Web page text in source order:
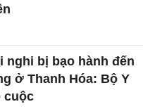
nghi bị bạo hành đến
ở Thanh Hóa: Bộ Y
cuộc